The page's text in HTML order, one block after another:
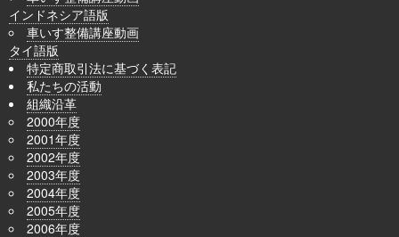
インドネシア語版
車いす整備講座動画
タイ語版
特定商取引法に基づく表記
私たちの活動
組織沿革
2000年度
2001年度
2002年度
2003年度
2004年度
2005年度
2006年度